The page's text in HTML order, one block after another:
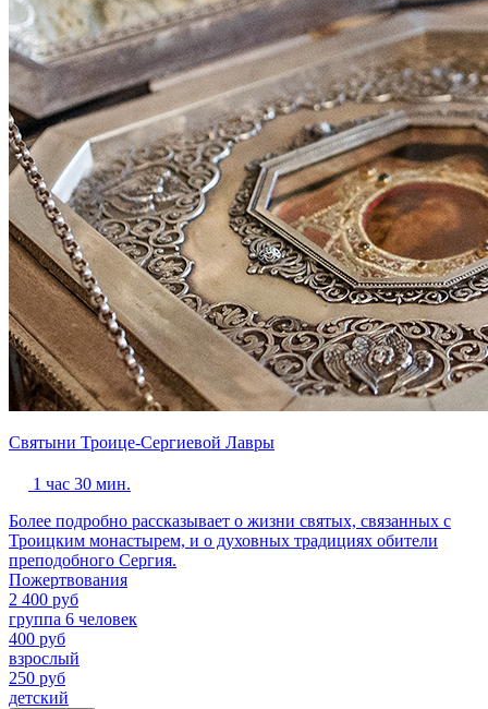
Святыни Троице-Сергиевой Лавры
1 час 30 мин.
Более подробно рассказывает о жизни святых, связанных с
Троицким монастырем, и о духовных традициях обители
преподобного Сергия.
Пожертвования
2 400 руб
группа 6 человек
400 руб
взрослый
250 руб
детский